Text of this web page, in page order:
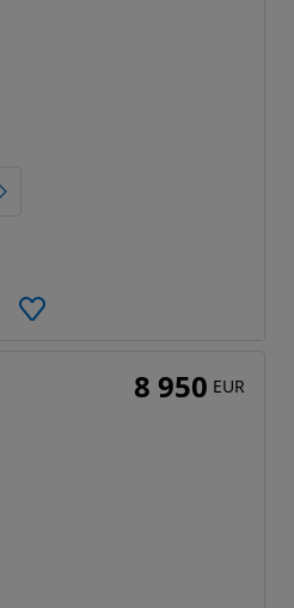
8 950 EUR